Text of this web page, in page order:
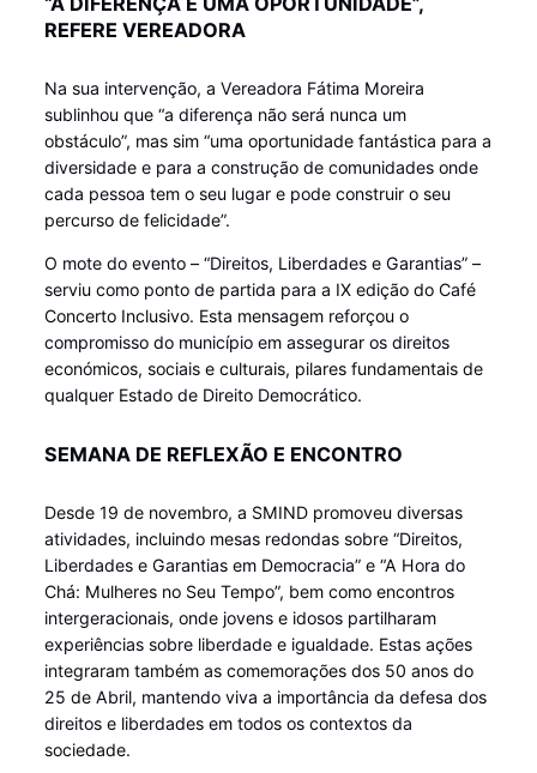
REFERE VEREADORA
Na sua intervenção, a Vereadora Fátima Moreira
sublinhou que “a diferença não será nunca um
obstáculo”, mas sim “uma oportunidade fantástica para a
diversidade e para a construção de comunidades onde
cada pessoa tem o seu lugar e pode construir o seu
percurso de felicidade”.
O mote do evento – “Direitos, Liberdades e Garantias” –
serviu como ponto de partida para a IX edição do Café
Concerto Inclusivo. Esta mensagem reforçou o
compromisso do município em assegurar os direitos
económicos, sociais e culturais, pilares fundamentais de
qualquer Estado de Direito Democrático.
SEMANA DE REFLEXÃO E ENCONTRO
Desde 19 de novembro, a SMIND promoveu diversas
atividades, incluindo mesas redondas sobre “Direitos,
Liberdades e Garantias em Democracia” e “A Hora do
Chá: Mulheres no Seu Tempo”, bem como encontros
intergeracionais, onde jovens e idosos partilharam
experiências sobre liberdade e igualdade. Estas ações
integraram também as comemorações dos 50 anos do
25 de Abril, mantendo viva a importância da defesa dos
direitos e liberdades em todos os contextos da
sociedade.